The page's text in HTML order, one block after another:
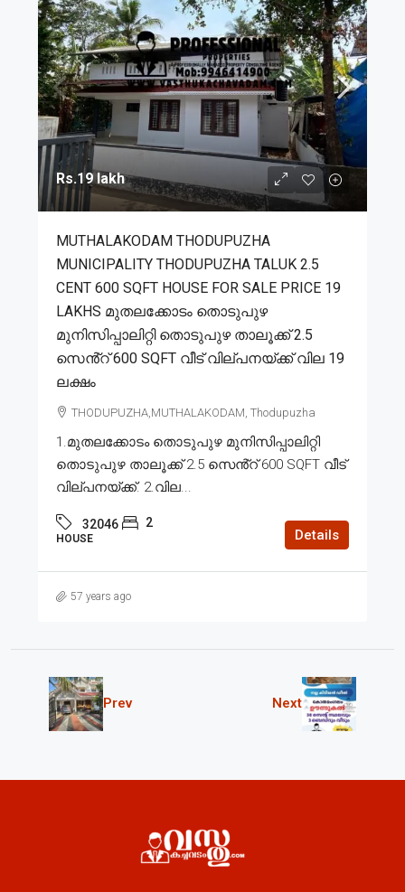
Rs.19 lakh
MUTHALAKODAM THODUPUZHA
MUNICIPALITY THODUPUZHA TALUK 2.5
CENT 600 SQFT HOUSE FOR SALE PRICE 19
LAKHS മുതലക്കോടം തൊടുപുഴ
മുനിസിപ്പാലിറ്റി തൊടുപുഴ താലൂക്ക് 2.5
സെൻ്റ് 600 SQFT വീട് വില്പനയ്ക്ക് വില 19
ലക്ഷം
THODUPUZHA,MUTHALAKODAM, Thodupuzha
1.മുതലക്കോടം തൊടുപുഴ മുനിസിപ്പാലിറ്റി
തൊടുപുഴ താലൂക്ക് 2.5 സെൻ്റ് 600 SQFT വീട്
വില്പനയ്ക്ക്. 2.വില...
32046 2
HOUSE Details
57 years ago
Prev Next